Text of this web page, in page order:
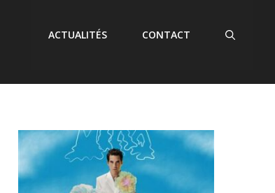
ACTUALITÉS CONTACT